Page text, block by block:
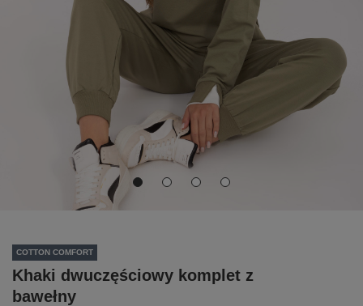
COTTON COMFORT
Khaki dwuczęściowy komplet z
bawełny